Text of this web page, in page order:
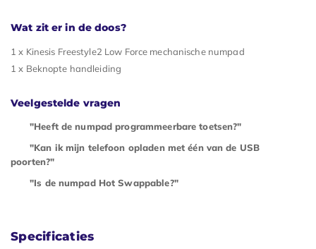
Wat zit er in de doos?
1 x Kinesis Freestyle2 Low Force mechanische numpad
1 x Beknopte handleiding
Veelgestelde vragen
"Heeft de numpad programmeerbare toetsen?"
"Kan ik mijn telefoon opladen met één van de USB
poorten?"
"Is de numpad Hot Swappable?"
Specificaties